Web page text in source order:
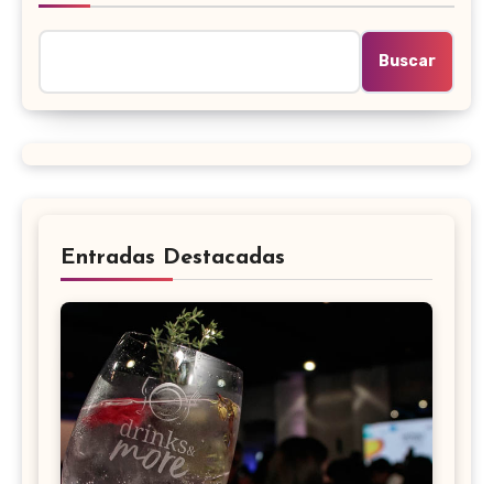
Buscar
Entradas Destacadas